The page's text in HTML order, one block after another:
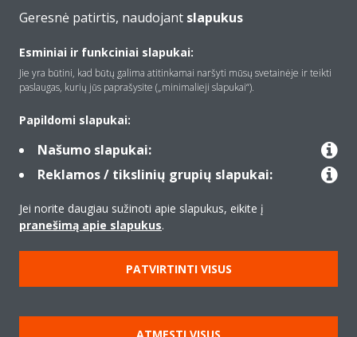
Apie Daikin
Kontaktas
Produktai
Copyright © Daikin
Teisinis pranešimas
Įspėjimas dėl slapukų
Geresnė patirtis, naudojant slapukus
Esminiai ir funkciniai slapukai:
Jie yra būtini, kad būtų galima atitinkamai naršyti mūsų svetainėje ir teikti
paslaugas, kurių jūs paprašysite („minimalieji slapukai“).
Papildomi slapukai:
Našumo slapukai:
Reklamos / tikslinių grupių slapukai:
Jei norite daugiau sužinoti apie slapukus, eikite į
pranešimą apie slapukus.
PATVIRTINTI VISUS